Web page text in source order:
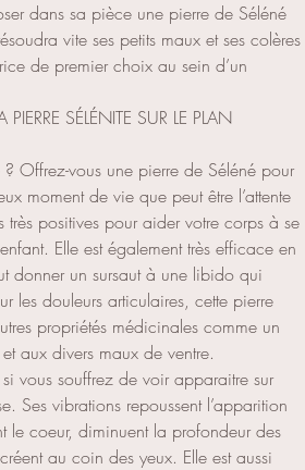
dans sa pièce une pierre de Séléné
vite ses petits maux et ses colères
de premier choix au sein d’un
PIERRE SÉLÉNITE SUR LE PLAN
Offrez-vous une pierre de Séléné pour
moment de vie que peut être l’attente
positives pour aider votre corps à se
Elle est également très efficace en
donner un sursaut à une libido qui
les douleurs articulaires, cette pierre
propriétés médicinales comme un
aux divers maux de ventre.
vous souffrez de voir apparaitre sur
Ses vibrations repoussent l’apparition
le coeur, diminuent la profondeur des
au coin des yeux. Elle est aussi